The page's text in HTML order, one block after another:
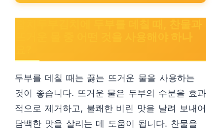
두부를 데칠 때는 끓는 뜨거운 물을 사용하는
것이 좋습니다. 뜨거운 물은 두부의 수분을 효과
적으로 제거하고, 불쾌한 비린 맛을 날려 보내어
담백한 맛을 살리는 데 도움이 됩니다. 찬물을